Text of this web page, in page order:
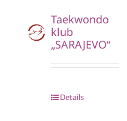
Taekwondo
klub
„SARAJEVO“
Details